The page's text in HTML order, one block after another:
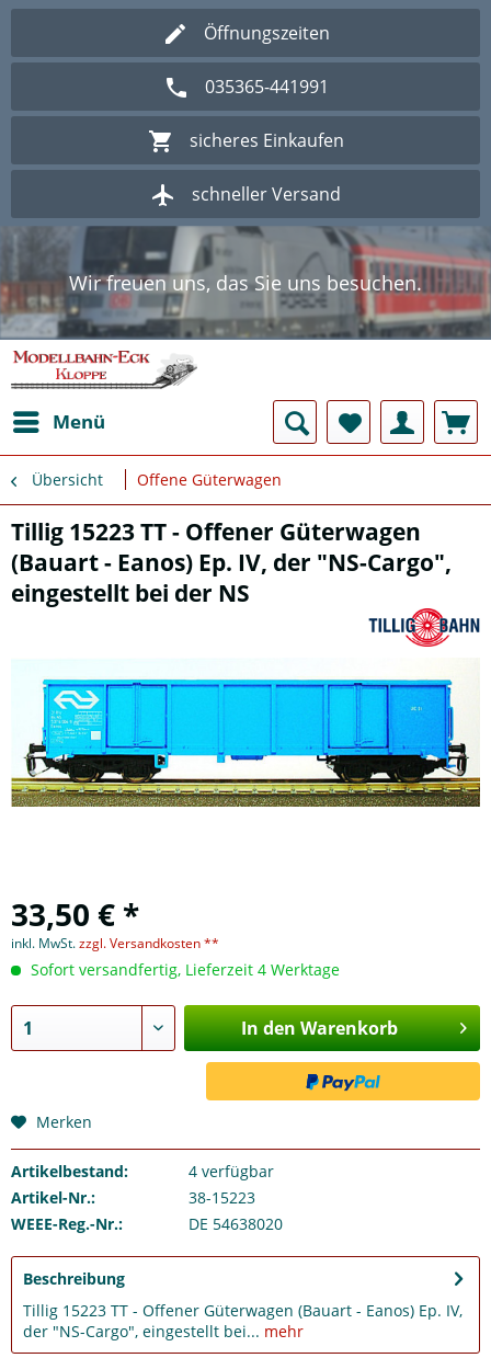
Öffnungszeiten
035365-441991
sicheres Einkaufen
schneller Versand
Wir freuen uns, das Sie uns besuchen.
Herzlich Willkommen im Onlineshop
Modellbahn - Eck Kloppe.
Wir freuen uns, das Sie uns besuchen.
Herzlich Willkommen im Onlineshop
Modellbahn - Eck Kloppe.
Menü
Übersicht Offene Güterwagen
Tillig 15223 TT - Offener Güterwagen
(Bauart - Eanos) Ep. IV, der "NS-Cargo",
eingestellt bei der NS
33,50 € *
inkl. MwSt.zzgl. Versandkosten **
Sofort versandfertig, Lieferzeit 4 Werktage
In den Warenkorb
Merken
Artikelbestand: 4verfügbar
Artikel-Nr.:
38-15223
WEEE-Reg.-Nr.:
DE 54638020
Beschreibung
Tillig 15223 TT - Offener Güterwagen (Bauart - Eanos) Ep. IV,
der "NS-Cargo", eingestellt bei... mehr